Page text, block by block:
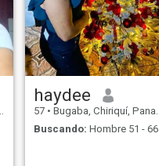
haydee
57 • Bugaba, Chiriquí, Panamá
Buscando: Hombre 51 - 66